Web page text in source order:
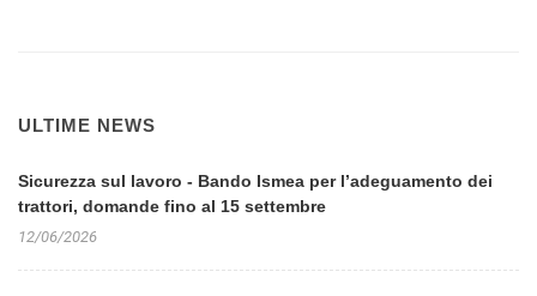
ULTIME NEWS
Sicurezza sul lavoro - Bando Ismea per l’adeguamento dei
trattori, domande fino al 15 settembre
12/06/2026